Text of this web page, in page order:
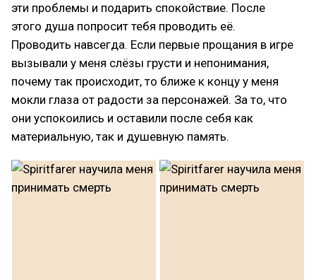
эти проблемы и подарить спокойствие. После
этого душа попросит тебя проводить её.
Проводить навсегда. Если первые прощания в игре
вызывали у меня слёзы грусти и непонимания,
почему так происходит, то ближе к концу у меня
мокли глаза от радости за персонажей. За то, что
они успокоились и оставили после себя как
материальную, так и душевную память.